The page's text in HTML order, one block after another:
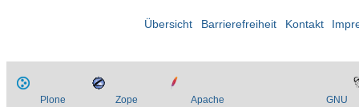
Übersicht Barrierefreiheit Kontakt
Plone Zope Apache GNU